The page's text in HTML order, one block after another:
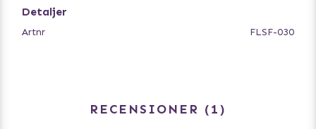
- Inget sköljmedel
- Använd tvättpåse
Detaljer
Artnr FLSF-030
RECENSIONER 1